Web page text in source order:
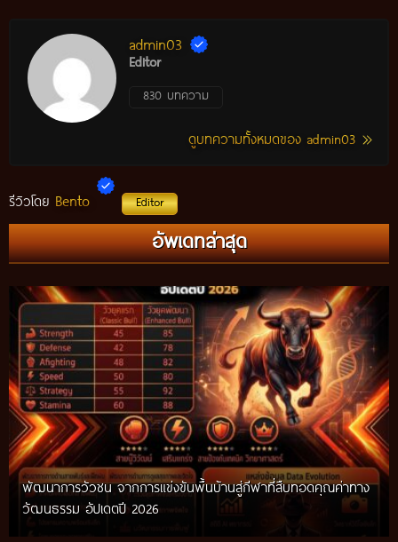
admin03
Editor
830 บทความ
ดูบทความทั้งหมดของ admin03
รีวิวโดย Bento Editor
อัพเดทล่าสุด
กติกาวัวชนสมัยก่อน วิถีการแข่งขันดั้งเดิมที่สืบทอดผ่านภูมิปัญญา
ท้องถิ่น อัปเดตปี 2026
พัฒนาการวัวชน จากการแข่งขันพื้นบ้านสู่กีฬาที่สืบทอดคุณค่าทาง
วัฒนธรรม อัปเดตปี 2026